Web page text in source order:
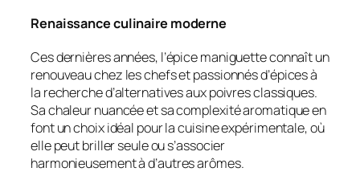
Renaissance culinaire moderne
Ces dernières années, l’épice maniguette connaît un
renouveau chez les chefs et passionnés d’épices à
la recherche d’alternatives aux poivres classiques.
Sa chaleur nuancée et sa complexité aromatique en
font un choix idéal pour la cuisine expérimentale, où
elle peut briller seule ou s’associer
harmonieusement à d’autres arômes.